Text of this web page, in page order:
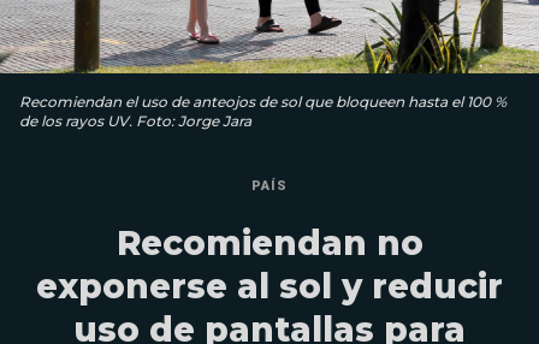
Recomiendan el uso de anteojos de sol que bloqueen hasta el 100 %
de los rayos UV. Foto: Jorge Jara
PAÍS
Recomiendan no
exponerse al sol y reducir
uso de pantallas para